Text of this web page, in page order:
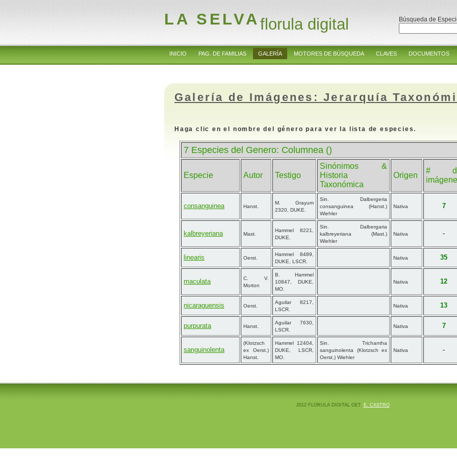
LA SELVAflorula digital Búsqueda de
INICIO PAG. DE FAMILIAS GALERÍA MOTORES DE BÚSQUEDA CLAVES DOCUMENTOS
Galería de Imágenes: Jerarquía
Haga clic en el nombre del género para ver la lista de especies.
7 Especies del Genero: Columnea ()
Especie Autor Testigo
Sinónimos &
Historia
Taxonómica
Origen
#
consanguinea Hanst.
M. Grayum
2320, DUKE.
Sin. Dalbergeria
consanguinea (Hanst.)
Wiehler
Nativa 7
kalbreyeriana Mast.
Hammel 8221,
DUKE.
Sin. Dalbergaria
kalbreyeriana (Mast.)
Wiehler
Nativa -
linearis Oerst.
Hammel 8489,
DUKE, LSCR.
Nativa 35
maculata
C. V.
Morton
B. Hammel
10847, DUKE,
MO.
Nativa 12
nicaraguensis Oerst.
Aguilar 8217,
LSCR.
Nativa 13
purpurata Hanst.
Aguilar 7630,
LSCR.
Nativa 7
sanguinolenta
(Klotzsch
ex Oerst.)
Hanst.
Hammel 12404,
DUKE, LSCR,
MO.
Sin. Trichantha
sanguinolenta (Klotzsch ex
Oerst.) Wiehler
Nativa -
2012 FLORULA DIGITAL OET. E. CASTRO